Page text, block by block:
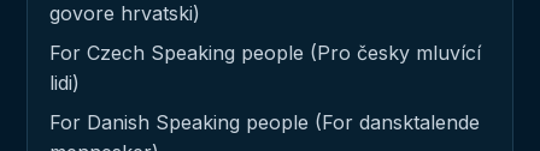
govore hrvatski)
For Czech Speaking people (Pro česky mluvící
lidi)
For Danish Speaking people (For dansktalende